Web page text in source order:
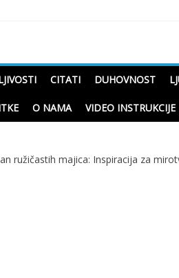
CITATI DUHOVNOST
O NAMA VIDEO
ružičastih majica: Inspiracija za